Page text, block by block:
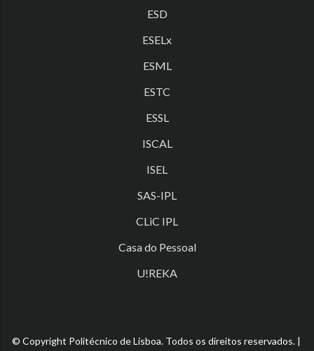
ESD
ESELx
ESML
ESTC
ESSL
ISCAL
ISEL
SAS-IPL
CLiC IPL
Casa do Pessoal
U!REKA
© Copyright Politécnico de Lisboa. Todos os direitos reservados. |